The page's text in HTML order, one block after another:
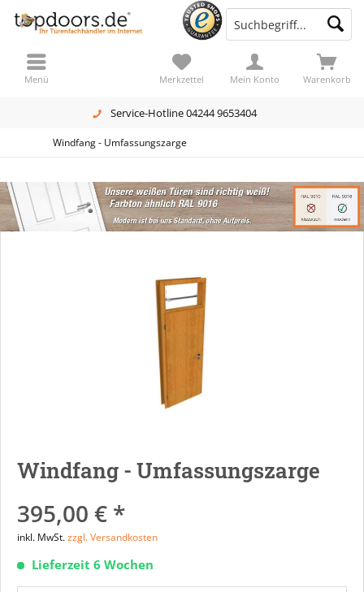
Service-Hotline 04244 9653404
Warenkorb
Merkzettel Mein Konto
Menü
Windfang - Umfassungszarge
Windfang - Umfassungszarge
395,00 € *
inkl. MwSt.zzgl. Versandkosten
Lieferzeit 6 Wochen